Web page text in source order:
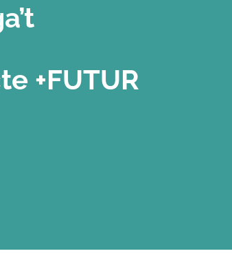
+FUTUR